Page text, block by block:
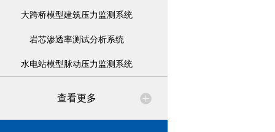
大跨桥模型建筑压力监测系统
岩芯渗透率测试分析系统
水电站模型脉动压力监测系统
查看更多